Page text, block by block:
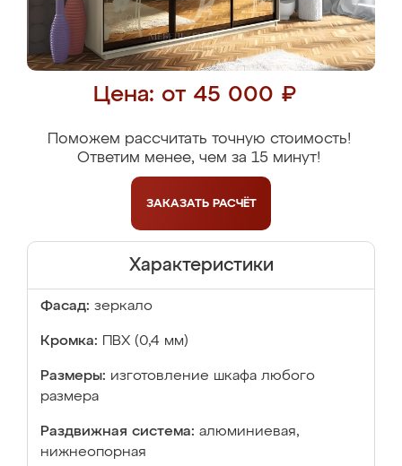
Цена: от 45 000 ₽
Поможем рассчитать точную стоимость!
Ответим менее, чем за 15 минут!
ЗАКАЗАТЬ РАСЧЁТ
Характеристики
Фасад: зеркало
Кромка: ПВХ (0,4 мм)
Размеры: изготовление шкафа любого
размера
Раздвижная система: алюминиевая,
нижнеопорная